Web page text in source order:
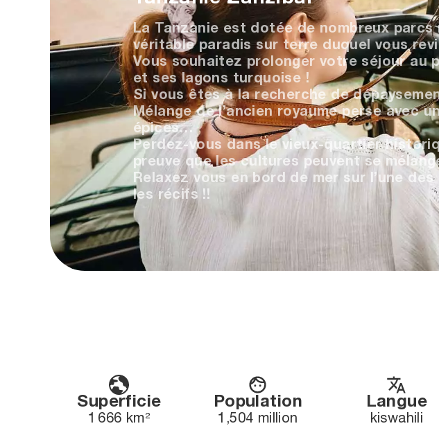
La Tanzanie est dotée de nombreux
véritable paradis sur terre duquel vous
Vous souhaitez prolonger votre séjour au
et ses lagons turquoise !
Si vous êtes à la recherche de
Mélange de l’ancien royaume perse avec
épices…
Perdez-vous dans le vieux-quartier
preuve que les cultures peuvent se
Relaxez vous en bord de mer sur l’une
les récifs !!
Superficie
1 666 km²
Population
1,504 million
Langue
kiswahili